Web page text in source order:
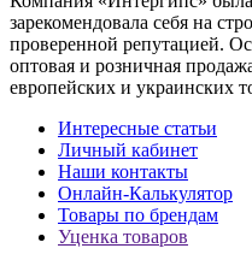
зарекомендовала себя на
проверенной репутацией.
оптовая и розничная
европейских и украинских
Интересные статьи
Личный кабинет
Наши контакты
Онлайн-Калькулятор
Товары по брендам
Уценка товаров